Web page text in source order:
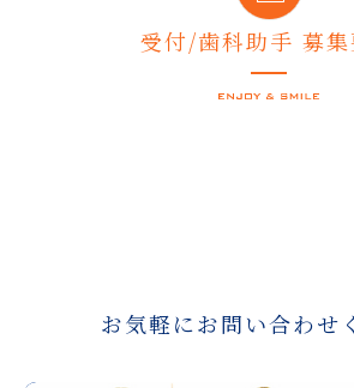
受付/歯科助手 募集
お気軽にお問い合わせ